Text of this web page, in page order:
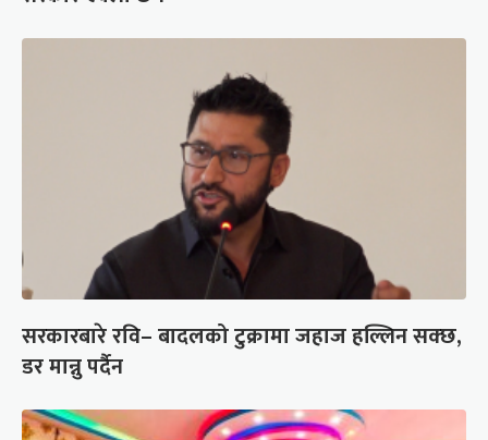
सरकारबारे रवि– बादलको टुक्रामा जहाज हल्लिन सक्छ,
डर मान्नु पर्दैन